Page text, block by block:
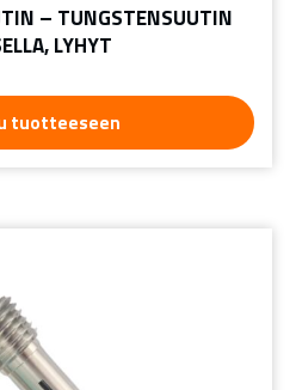
– TUNGSTENSUUTIN
LYHYT
tuotteeseen